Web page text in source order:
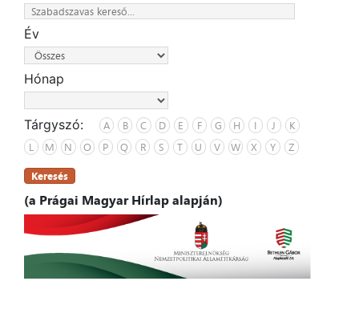
Év
Hónap
Tárgyszó: A B C D E F G H I J
K
L
M N O P Q R S T U V W X Y Z
Keresés
(a Prágai Magyar Hírlap alapján)